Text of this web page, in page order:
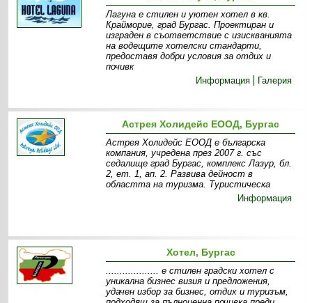
Лагуна е стилен и уютен хотел в кв.
Крайморие, град Бургас. Проектиран и
изграден в съответствие с изискванията
на водещите хотелски стандарти,
предоставя добри условия за отдих и
почивк
Информация
Галерия
Астрея Холидейс ЕООД, Бургас
Астрея Холидейс ЕООД е българска
компания, учредена през 2007 г. със
седалище град Бургас, комплекс Лазур, бл.
2, ет. 1, ап. 2. Развива дейност в
областта на туризма. Туристическа
Информация
Хотел, Бургас
................... е стилен градски хотел с
уникална бизнес визия и предложения,
удачен избор за бизнес, отдих и туризъм,